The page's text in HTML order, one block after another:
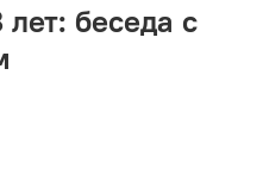
беседа с